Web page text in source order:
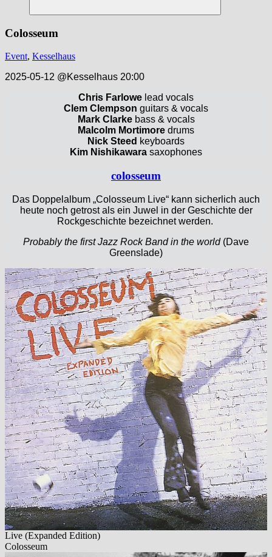
Suchen
Colosseum
Event, Kesselhaus
2025-05-12 @Kesselhaus 20:00
Chris Farlowe lead vocals
Clem Clempson guitars & vocals
Mark Clarkebass & vocals
Malcolm Mortimore drums
Nick Steed keyboards
Kim Nishikawara saxophones
colosseum
Das Doppelalbum „Colosseum Live“ kann sicherlich auch
heute noch getrost als ein Juwel in der Geschichte der
Rockgeschichte bezeichnet werden.
Probably the first Jazz Rock Band in the world(Dave
Greenslade)
Live (Expanded Edition)
Colosseum